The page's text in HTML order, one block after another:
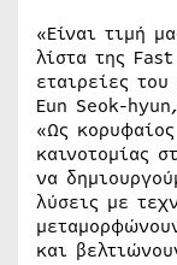
«Είναι τιμή
λίστα της
εταιρείες
Eun Seok-
«Ως
καινοτομίας
να
λύσεις με
και